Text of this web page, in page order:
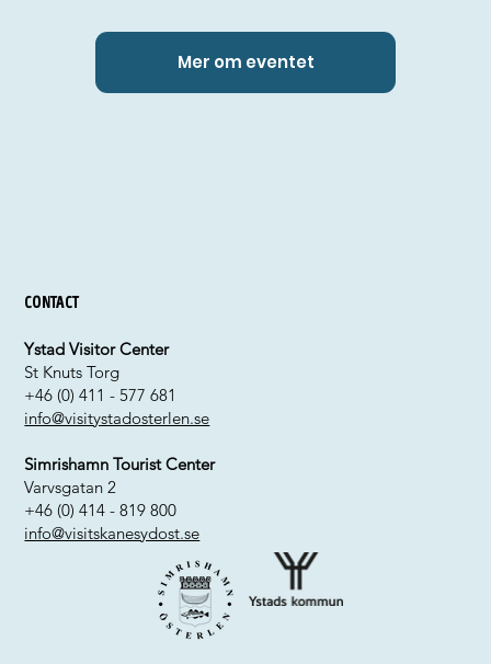
Mer om eventet
Contact
Ystad Visitor Center
St Knuts Torg
+46 (0) 411 - 577 681
info@visitystadosterlen.se
Simrishamn Tourist Center
Varvsgatan 2
+46 (0) 414 - 819 800
info@visitskanesydost.se